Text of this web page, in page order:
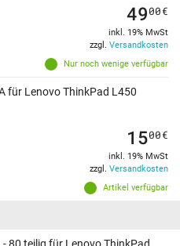
Nur noch wenige verfügbar
4900€
inkl. 19% MwSt
zzgl. Versandkosten
für Lenovo ThinkPad L450
Artikel verfügbar
1500€
inkl. 19% MwSt
zzgl. Versandkosten